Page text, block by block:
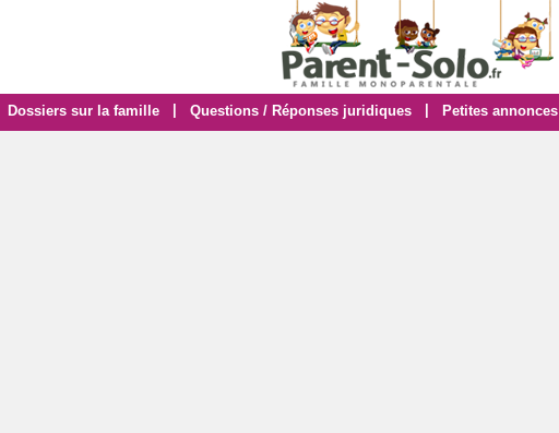
Dossiers sur la famille Questions / Réponses juridiques Petites annonces